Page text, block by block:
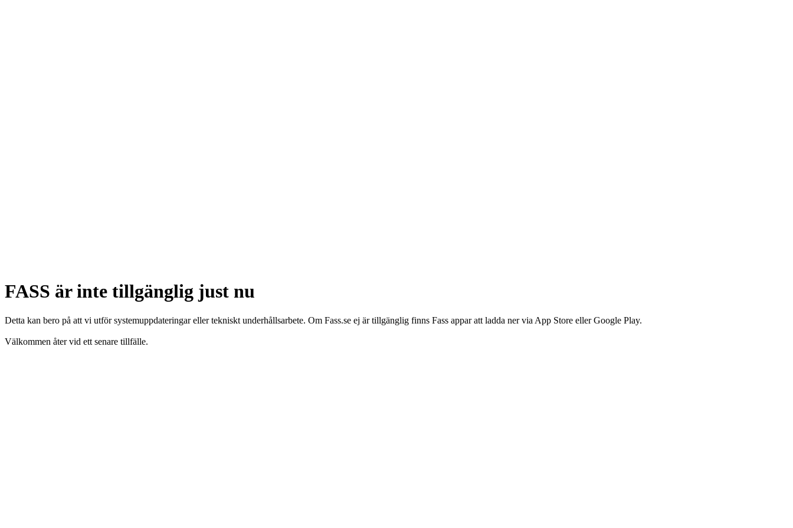
FASS är inte tillgänglig just nu
Detta kan bero på att vi utför systemuppdateringar eller tekniskt underhållsarbete. Om Fass.se ej är tillgänglig finns Fass appar att ladda ner via App Store eller Google Play.
Välkommen åter vid ett senare tillfälle.